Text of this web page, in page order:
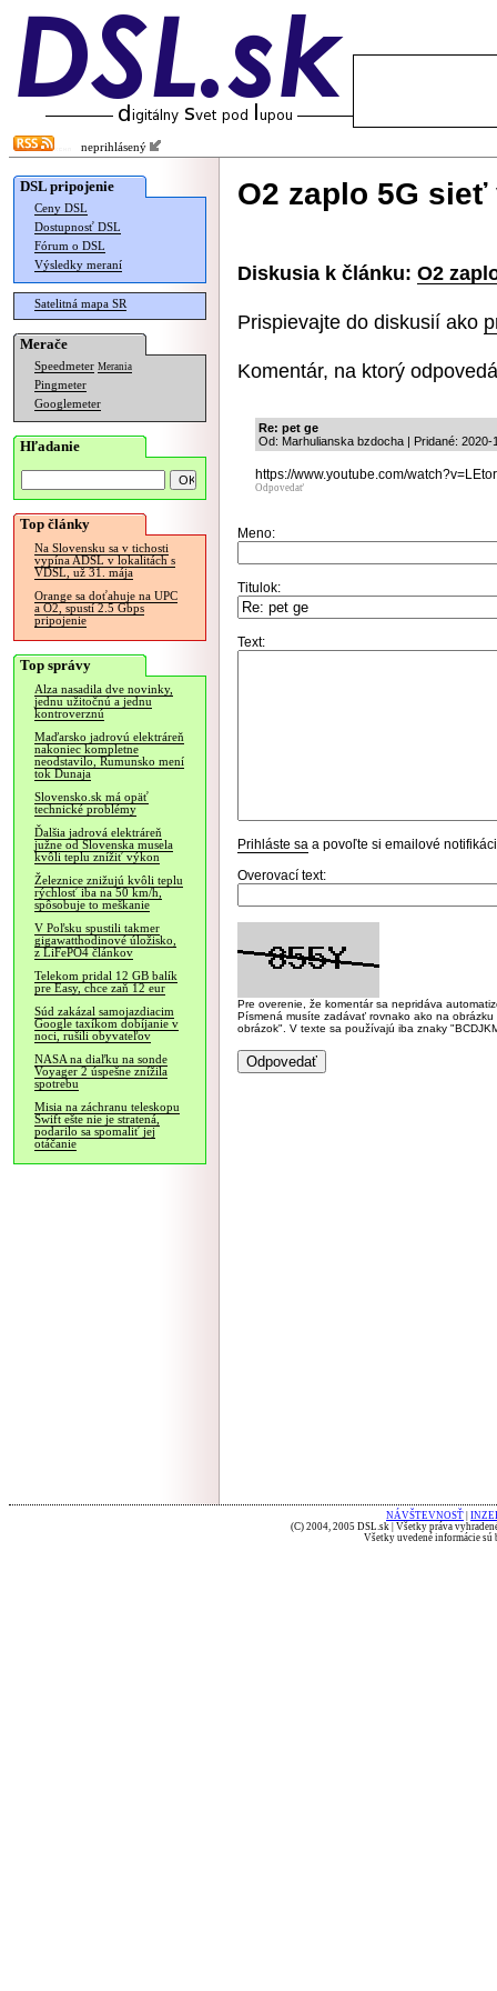
neprihlásený
DSL pripojenie
Ceny DSL
Dostupnosť DSL
Fórum o DSL
Výsledky meraní
Satelitná mapa SR
Merače
Speedmeter Merania
Pingmeter
Googlemeter
Hľadanie
Top články
Na Slovensku sa v tichosti
vypína ADSL v lokalitách s
VDSL, už 31. mája
Orange sa doťahuje na UPC
a O2, spustí 2.5 Gbps
pripojenie
Top správy
Alza nasadila dve novinky,
jednu užitočnú a jednu
kontroverznú
Maďarsko jadrovú elektráreň
nakoniec kompletne
neodstavilo, Rumunsko mení
tok Dunaja
Slovensko.sk má opäť
technické problémy
Ďalšia jadrová elektráreň
južne od Slovenska musela
kvôli teplu znížiť výkon
Železnice znižujú kvôli teplu
rýchlosť iba na 50 km/h,
spôsobuje to meškanie
V Poľsku spustili takmer
gigawatthodinové úložisko,
z LiFePO4 článkov
Telekom pridal 12 GB balík
pre Easy, chce zaň 12 eur
Súd zakázal samojazdiacim
Google taxíkom dobíjanie v
noci, rušili obyvateľov
NASA na diaľku na sonde
Voyager 2 úspešne znížila
spotrebu
Misia na záchranu teleskopu
Swift ešte nie je stratená,
podarilo sa spomaliť jej
otáčanie
O2 zaplo 5G
Diskusia k článku: O2
Prispievajte do diskusií ako
Komentár, na ktorý
Re: pet ge
Od: Marhulianska bzdocha | Pridané: 2020-
https://www.youtube.com/
Odpovedať
Meno:
Titulok:
Text:
Prihláste sa a povoľte si emailové
Overovací text:
Pre overenie, že komentár sa nepridáva
Písmená musíte zadávať rovnako ako na
obrázok". V texte sa používajú iba znaky
NÁVŠTEVNOSŤ
(C) 2004, 2005 DSL.sk | Všetky práva
Všetky uvedené informácie sú